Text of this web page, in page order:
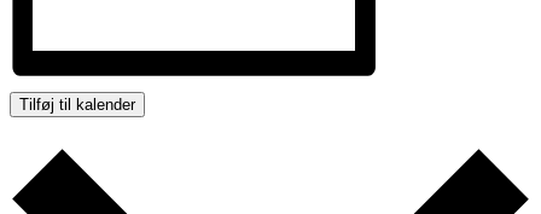
Tilføj til kalender